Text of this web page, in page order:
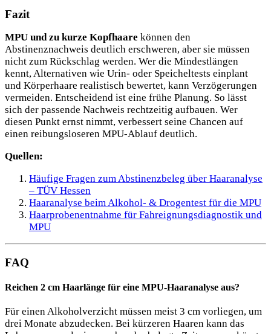
Fazit
MPU und zu kurze Kopfhaare können den
Abstinenznachweis deutlich erschweren, aber sie müssen
nicht zum Rückschlag werden. Wer die Mindestlängen
kennt, Alternativen wie Urin- oder Speicheltests einplant
und Körperhaare realistisch bewertet, kann Verzögerungen
vermeiden. Entscheidend ist eine frühe Planung. So lässt
sich der passende Nachweis rechtzeitig aufbauen. Wer
diesen Punkt ernst nimmt, verbessert seine Chancen auf
einen reibungsloseren MPU-Ablauf deutlich.
Quellen:
Häufige Fragen zum Abstinenzbeleg über Haaranalyse
– TÜV Hessen
Haaranalyse beim Alkohol- & Drogentest für die MPU
Haarprobenentnahme für Fahreignungsdiagnostik und
MPU
FAQ
Reichen 2 cm Haarlänge für eine MPU-Haaranalyse aus?
Für einen Alkoholverzicht müssen meist 3 cm vorliegen, um
drei Monate abzudecken. Bei kürzeren Haaren kann das